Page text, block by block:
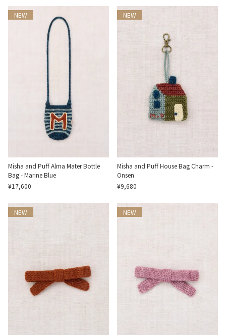
NEW
Misha and Puff Alma Mater Bottle
Bag - Marine Blue
¥17,600
NEW
Misha and Puff House Bag Charm -
Onsen
¥9,680
NEW NEW